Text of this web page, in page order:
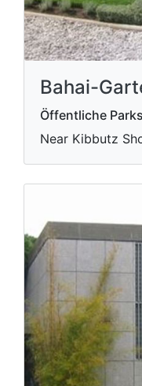
Bahai-
Öffentliche
Near Kibbutz